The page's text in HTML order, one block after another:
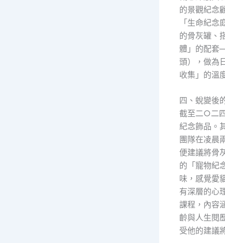
的景觀紀念
「生命紀
的骨灰罐、
體」的配套
頭），做為
收集」的溫
四、蛻變後
截至二○二
紀念飾品。
團隊在凌晨
便建議將骨
的「寵物紀
味，感覺愛
有深層的心
課程，內容
齡與人生閱
受他的建議